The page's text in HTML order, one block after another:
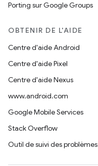
Porting sur Google Groups
OBTENIR DE L'AIDE
Centre d'aide Android
Centre d'aide Pixel
Centre d'aide Nexus
www.android.com
Google Mobile Services
Stack Overflow
Outil de suivi des problèmes